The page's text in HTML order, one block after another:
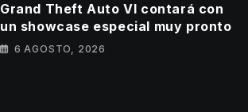
Grand Theft Auto VI contará con
un showcase especial muy pronto
6 AGOSTO, 2026